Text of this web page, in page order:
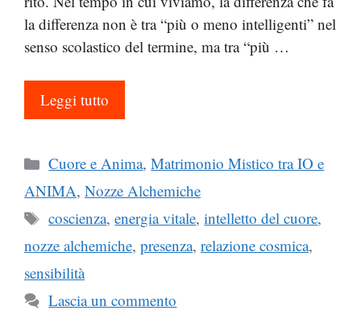
la differenza non è tra “più o meno intelligenti” nel
senso scolastico del termine, ma tra “più …
Leggi tutto
Categorie
Cuore e Anima,Matrimonio Mistico tra IO e
ANIMA, Nozze Alchemiche
Tag
coscienza,energia vitale,intelletto del cuore,
nozze alchemiche, presenza, relazione cosmica,
sensibilità
Lascia un commento